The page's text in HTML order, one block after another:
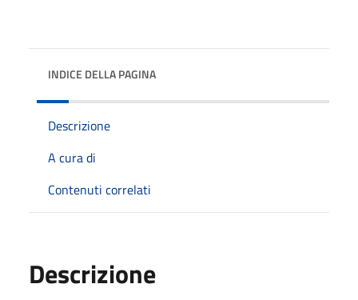
INDICE DELLA PAGINA
Descrizione
A cura di
Contenuti correlati
Descrizione